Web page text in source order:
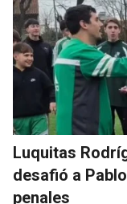
Luquitas
desafió a
penales